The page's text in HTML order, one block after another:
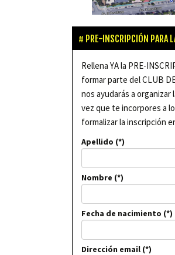
PRE-INSCRIPCIÓN PARA
Rellena YA la PRE-
formar parte del CLUB
nos ayudarás a organizar
vez que te incorpores a
formalizar la inscripción
Apellido
Nombre
Fecha de nacimiento
Dirección email